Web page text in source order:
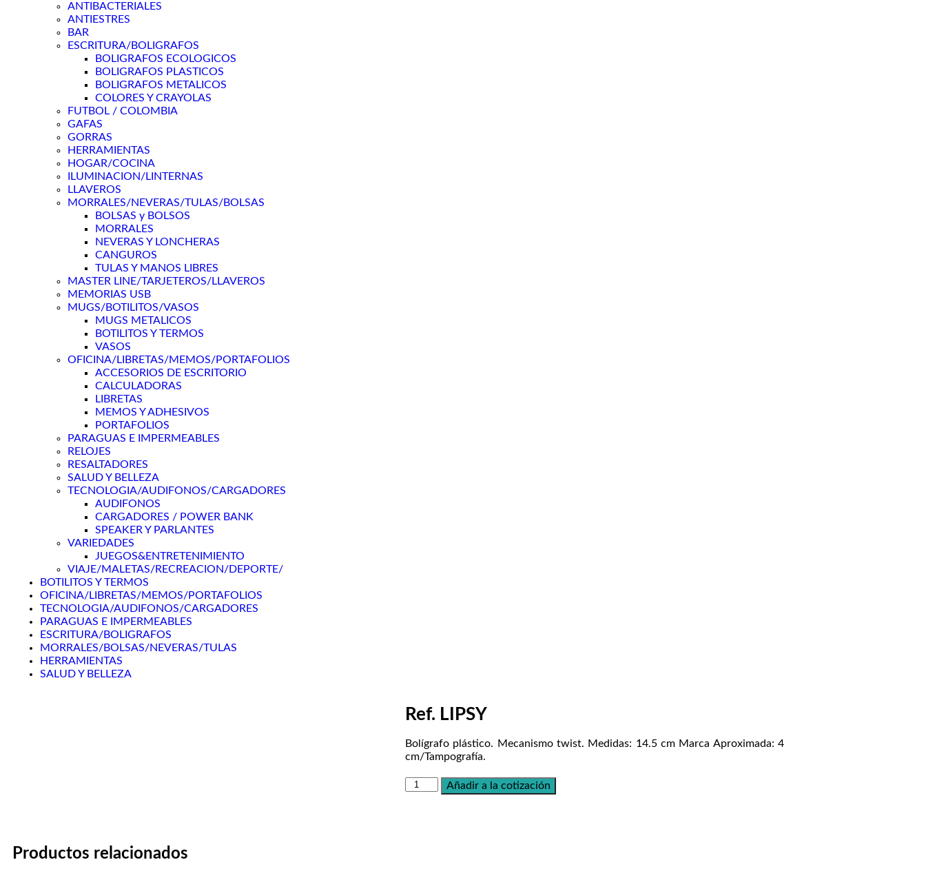
ANTIBACTERIALES
ANTIESTRES
BAR
ESCRITURA/BOLIGRAFOS
BOLIGRAFOS ECOLOGICOS
BOLIGRAFOS PLASTICOS
BOLIGRAFOS METALICOS
COLORES Y CRAYOLAS
FUTBOL / COLOMBIA
GAFAS
GORRAS
HERRAMIENTAS
HOGAR/COCINA
ILUMINACION/LINTERNAS
LLAVEROS
MORRALES/NEVERAS/TULAS/BOLSAS
BOLSAS y BOLSOS
MORRALES
NEVERAS Y LONCHERAS
CANGUROS
TULAS Y MANOS LIBRES
MASTER LINE/TARJETEROS/LLAVEROS
MEMORIAS USB
MUGS/BOTILITOS/VASOS
MUGS METALICOS
BOTILITOS Y TERMOS
VASOS
OFICINA/LIBRETAS/MEMOS/PORTAFOLIOS
ACCESORIOS DE ESCRITORIO
CALCULADORAS
LIBRETAS
MEMOS Y ADHESIVOS
PORTAFOLIOS
PARAGUAS E IMPERMEABLES
RELOJES
RESALTADORES
SALUD Y BELLEZA
TECNOLOGIA/AUDIFONOS/CARGADORES
AUDIFONOS
CARGADORES / POWER BANK
SPEAKER Y PARLANTES
VARIEDADES
JUEGOS&ENTRETENIMIENTO
VIAJE/MALETAS/RECREACION/DEPORTE/
BOTILITOS Y TERMOS
OFICINA/LIBRETAS/MEMOS/PORTAFOLIOS
TECNOLOGIA/AUDIFONOS/CARGADORES
PARAGUAS E IMPERMEABLES
ESCRITURA/BOLIGRAFOS
MORRALES/BOLSAS/NEVERAS/TULAS
HERRAMIENTAS
SALUD Y BELLEZA
Ref. LIPSY
Bolígrafo plástico. Mecanismo twist. Medidas: 14.5 cm Marca Aproximada: 4
cm/Tampografía.
Añadir a la cotización
Productos relacionados